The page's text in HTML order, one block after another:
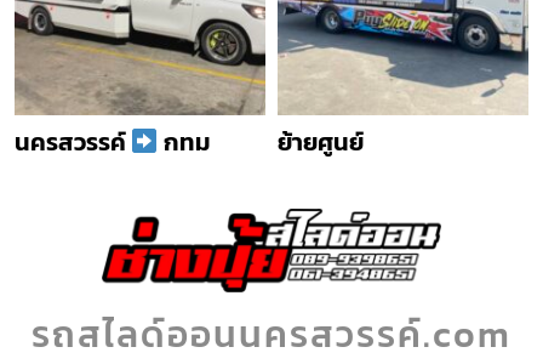
นครสวรรค์ กทม ย้ายศูนย์
รถสไลด์ออนนครสวรรค์.com